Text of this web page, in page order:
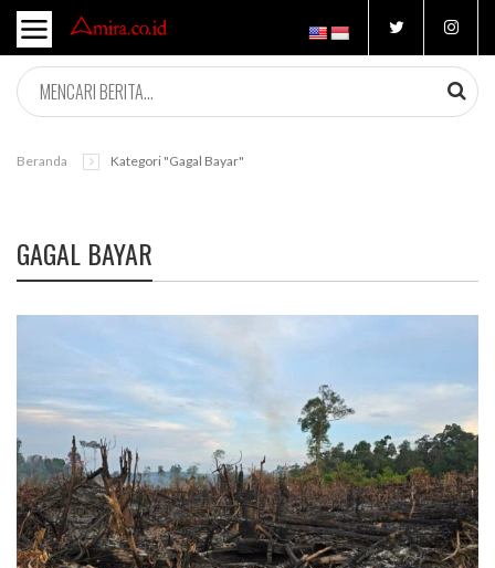
Beranda Kategori "gagal Bayar"
GAGAL BAYAR